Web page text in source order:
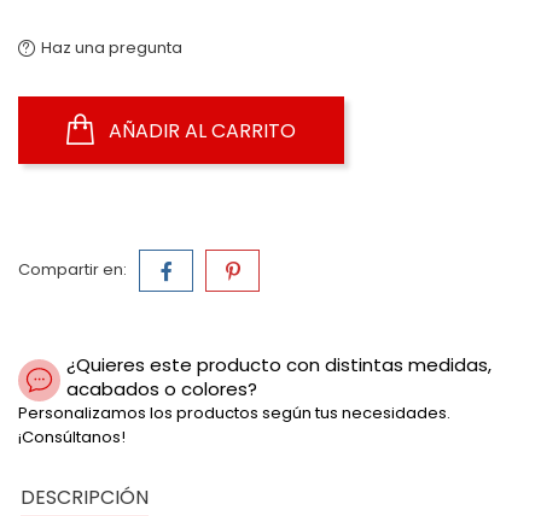
Haz una pregunta
AÑADIR AL CARRITO
Compartir en:
¿Quieres este producto con distintas medidas,
acabados o colores?
Personalizamos los productos según tus necesidades.
¡Consúltanos!
DESCRIPCIÓN